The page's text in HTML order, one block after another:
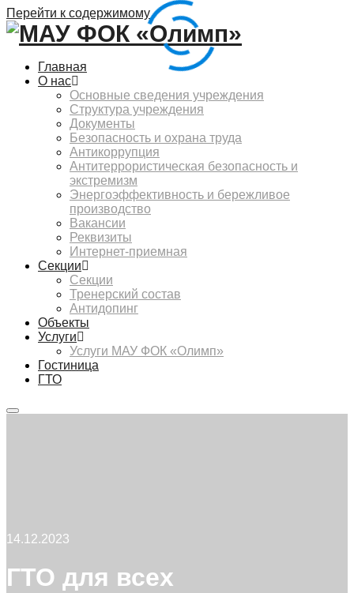
Перейти к содержимому
Главная
О нас
Основные сведения учреждения
Структура учреждения
Документы
Безопасность и охрана труда
Антикоррупция
Антитеррористическая безопасность и
экстремизм
Энергоэффективность и бережливое
производство
Вакансии
Реквизиты
Интернет-приемная
Секции
Секции
Тренерский состав
Антидопинг
Объекты
Услуги
Услуги МАУ ФОК «Олимп»
Гостиница
ГТО
Главное
14.12.2023
ГТО для всех